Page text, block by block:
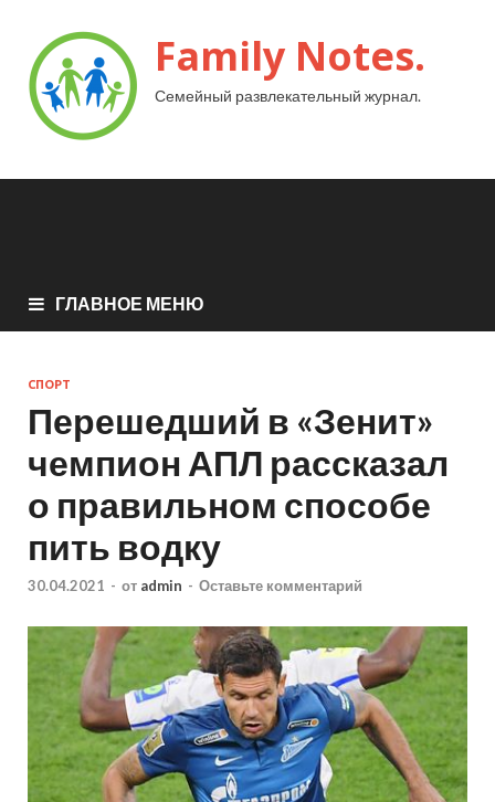
Family Notes.
Семейный развлекательный журнал.
ГЛАВНОЕ МЕНЮ
СПОРТ
Перешедший в «Зенит»
чемпион АПЛ рассказал
о правильном способе
пить водку
30.04.2021 - от admin - Оставьте комментарий